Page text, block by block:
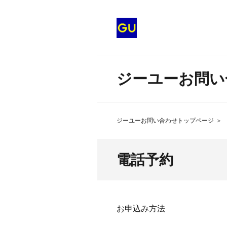
ジーユーお問
ジーユーお問い合わせトップページ ＞
電話予約
お申込み方法